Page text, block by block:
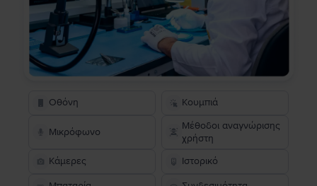
Οθόνη Κουμπιά
Μικρόφωνο
Μέθοδοι αναγνώρισης
χρήστη
Κάμερες
Ιστορικό